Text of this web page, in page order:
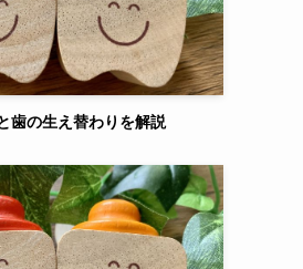
歯の生え替わりを解説